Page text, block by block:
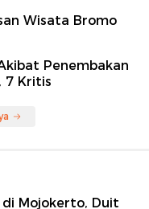
Wisata Bromo
Penembakan
7 Kritis
di Mojokerto, Duit